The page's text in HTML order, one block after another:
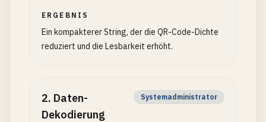
ERGEBNIS
Ein kompakterer String, der die QR-Code-Dichte
reduziert und die Lesbarkeit erhöht.
2. Daten-
Dekodierung
Systemadministrator